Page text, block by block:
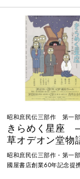
ひとり息子の健太郎を戦地
た愛敬稲荷神社の神主牛木
も、今では近くに住む五人
人たちと寄り合って、闇米
に奔走している。そんなあ
日。思いもかけず、死んだ
健太郎が愛敬稲荷神社にひ
りと帰還する
昭和庶民伝三部作 第一部
きらめく星座
草オデオン堂物
(1987 ver)
昭和庶民伝三部作・第一
國屋書店創業60年記念提